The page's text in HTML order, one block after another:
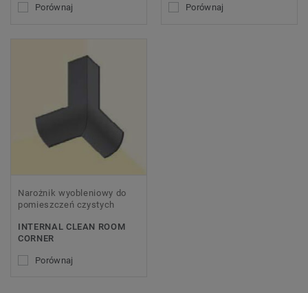
Porównaj Porównaj
Narożnik wyobleniowy do
pomieszczeń czystych
INTERNAL CLEAN ROOM
CORNER
Porównaj